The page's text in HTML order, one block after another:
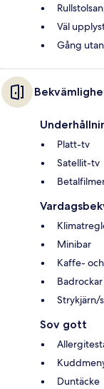
Väl
Gång
Platt-tv
Satellit-tv
Minibar
Kaffe-
Strykjärn/
Sov gott
Duntäcke